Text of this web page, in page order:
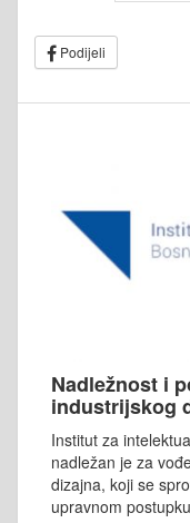
Podijeli
Nadležnost i
industrijskog
Institut za
nadležan je za
dizajna, koji se
upravnom